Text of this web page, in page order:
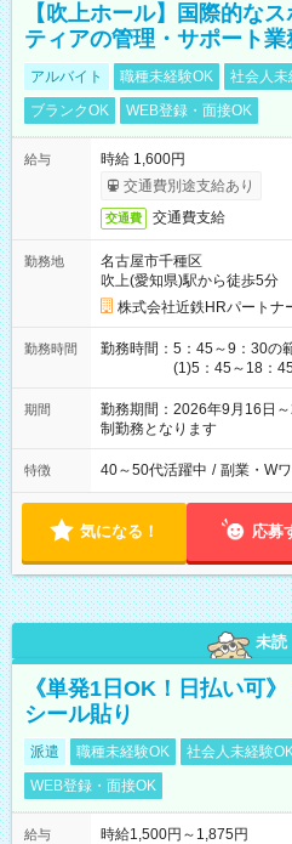
【吹上ホール】国際的な
ティアの管理・サポート業
アルバイト 職種未経験OK 社会人未
ブランクOK
WEB登録・面接OK
給与
時給 1,600円
交通費別途支給あり
交通費 交通費支給
勤務地
名古屋市千種区
吹上(愛知県)駅から徒歩5分
株式会社近鉄HRパートナ
勤務時間
勤務時間：5：45～9：30の
(1)5：45～18：45（
(2)6：00～19：00（休
(3)6：45～19：45
30～20：30（休憩1時
1時間） (6)9：30～21
期間
勤務期間：2026年9月16日
制勤務となります
特徴 40～50代活躍中 / 副業・W
気になる！ 応募
未読
《単発1日OK！日払い可
シール貼り
派遣 職種未経験OK 社会人未経験
WEB登録・面接OK
給与 時給1,500円～1,875円